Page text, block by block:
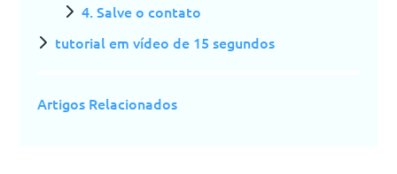
4. Salve o contato
tutorial em vídeo de 15 segundos
Artigos Relacionados